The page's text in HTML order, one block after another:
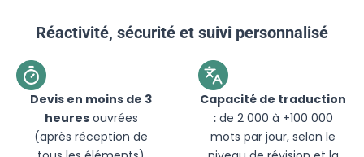
Réactivité, sécurité et suivi personnalisé
Devis en moins de 3
heuresouvrées
(après réception de
Capacité de traduction
: de 2 000 à +100 000
mots par jour, selon le